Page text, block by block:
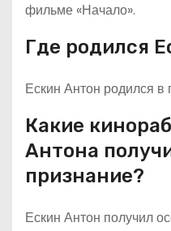
фильме «Начало».
Где родился
Ескин Антон родился в
Какие
Антона
признание?
Ескин Антон получил